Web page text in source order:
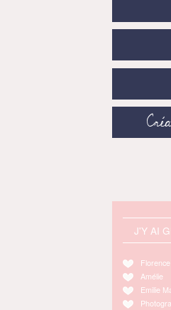
J'Y AI
Florence
Amélie
Emilie